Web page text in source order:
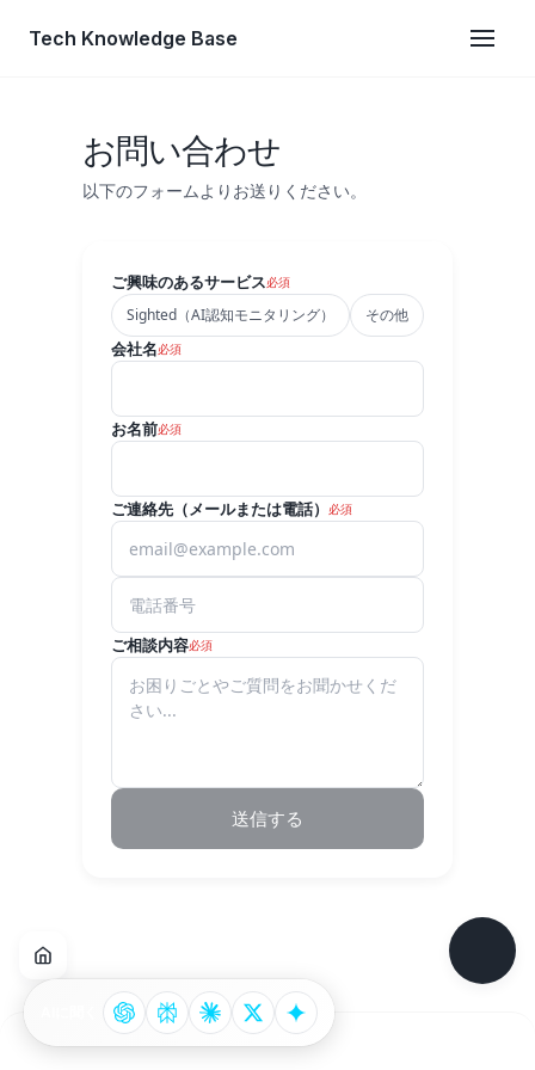
Tech Knowledge Base
お問い合わせ
以下のフォームよりお送りください。
ご興味のあるサービス必須
Sighted（AI認知モニタリング） その他
会社名必須
お名前必須
ご連絡先（メールまたは電話） 必須
ご相談内容必須
送信する
Footer